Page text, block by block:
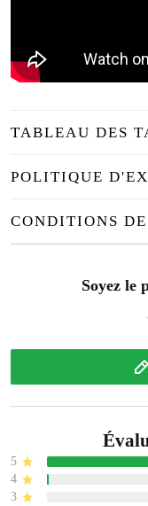
TABLEAU DES
POLITIQUE
CONDITIONS
Soyez le
5
4
3